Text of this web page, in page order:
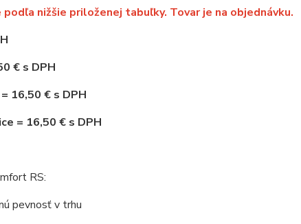
nižšie priloženej tabuľky. Tovar je na objednávku.
€ s DPH
16,50 € s DPH
= 16,50 € s DPH
RS:
pevnosť v trhu